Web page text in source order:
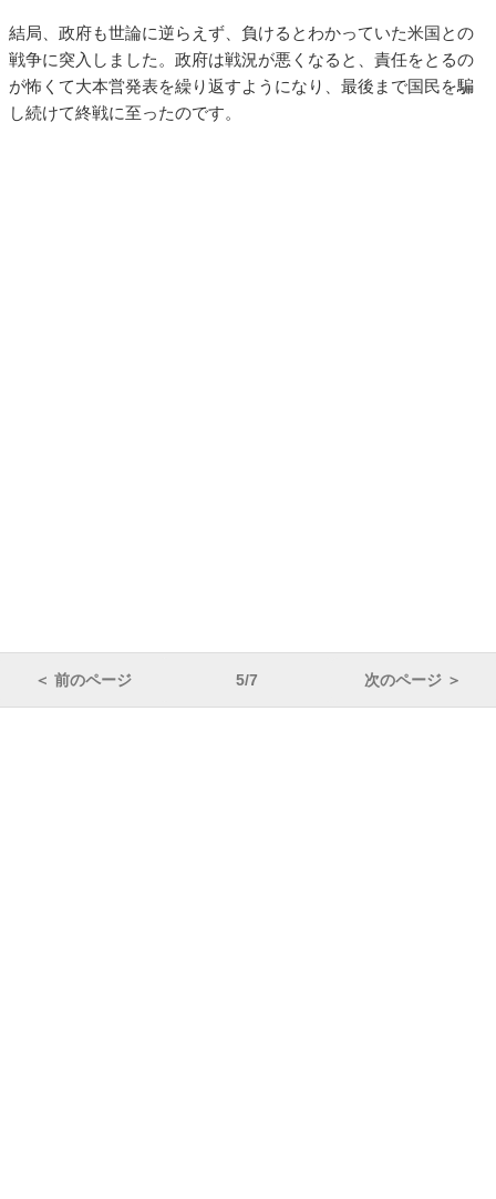
結局、政府も世論に逆らえず、負けるとわかっていた米国との
戦争に突入しました。政府は戦況が悪くなると、責任をとるの
が怖くて大本営発表を繰り返すようになり、最後まで国民を騙
し続けて終戦に至ったのです。
＜ 前のページ 5/7 次のページ ＞